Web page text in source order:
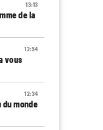
13:13
de la
12:54
vous
12:34
monde